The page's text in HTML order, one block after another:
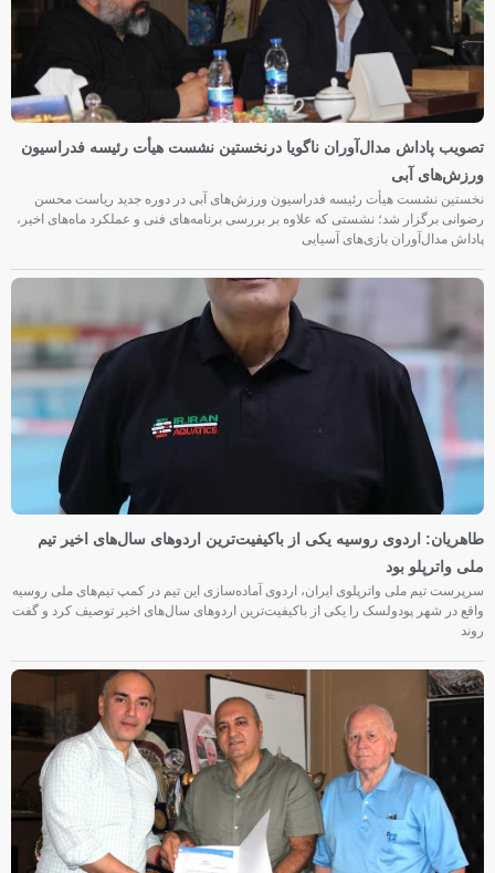
تصویب پاداش مدال‌آوران ناگویا درنخستین نشست هیأت رئیسه فدراسیون
ورزش‌های آبی
نخستین نشست هیأت رئیسه فدراسیون ورزش‌های آبی در دوره جدید ریاست محسن
رضوانی برگزار شد؛ نشستی که علاوه بر بررسی برنامه‌های فنی و عملکرد ماه‌های اخیر،
پاداش مدال‌آوران بازی‌های آسیایی
طاهریان: اردوی روسیه یکی از باکیفیت‌ترین اردوهای سال‌های اخیر تیم
ملی واترپلو بود
سرپرست تیم ملی واترپلوی ایران، اردوی آماده‌سازی این تیم در کمپ تیم‌های ملی روسیه
واقع در شهر پودولسک را یکی از باکیفیت‌ترین اردوهای سال‌های اخیر توصیف کرد و گفت
روند